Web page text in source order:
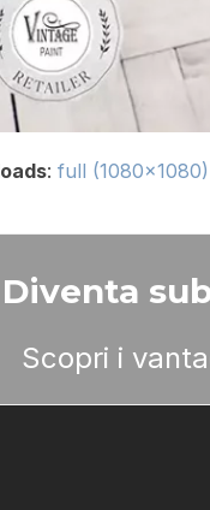
:full (1080x1080)
Diventa
Scopri i